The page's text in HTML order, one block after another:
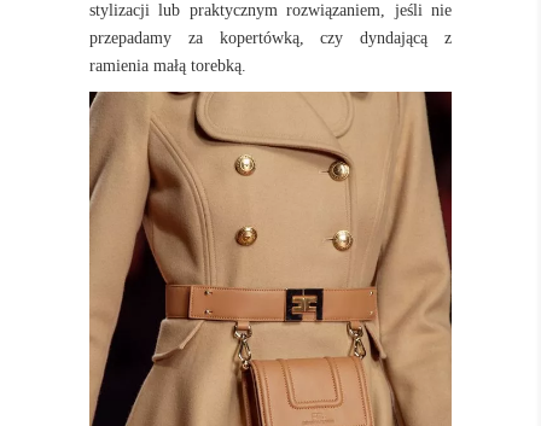
stylizacji lub praktycznym rozwiązaniem, jeśli nie
przepadamy za kopertówką, czy dyndającą z
ramienia małą torebką.